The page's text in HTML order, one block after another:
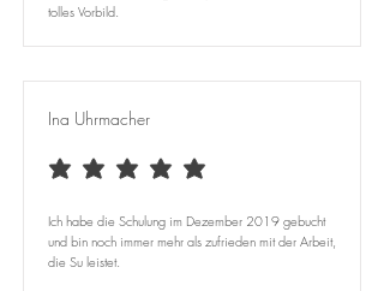
tolles Vorbild.
Ina Uhrmacher
durchschnittliches Rating ist 5 von 5
Ich habe die Schulung im Dezember 2019 gebucht
und bin noch immer mehr als zufrieden mit der Arbeit,
die Su leistet.